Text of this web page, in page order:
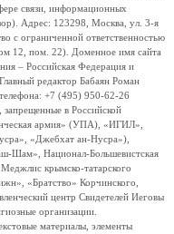
связи, информационных
Адрес: 123298, Москва, ул. 3-я
с ограниченной ответственностью
12, пом. 22). Доменное имя сайта
– Российская Федерация и
редактор Бабаян Роман
+7 (495) 950-62-26
запрещенные в Российской
армия» (УПА), «ИГИЛ»,
«Джебхат ан-Нусра»),
Шам», Национал-Большевистская
крымско-татарского
«Братство» Корчинского,
центр Свидетелей Иеговы
организации.
материалы, элементы